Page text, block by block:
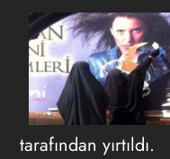
tarafından yırtıldı.